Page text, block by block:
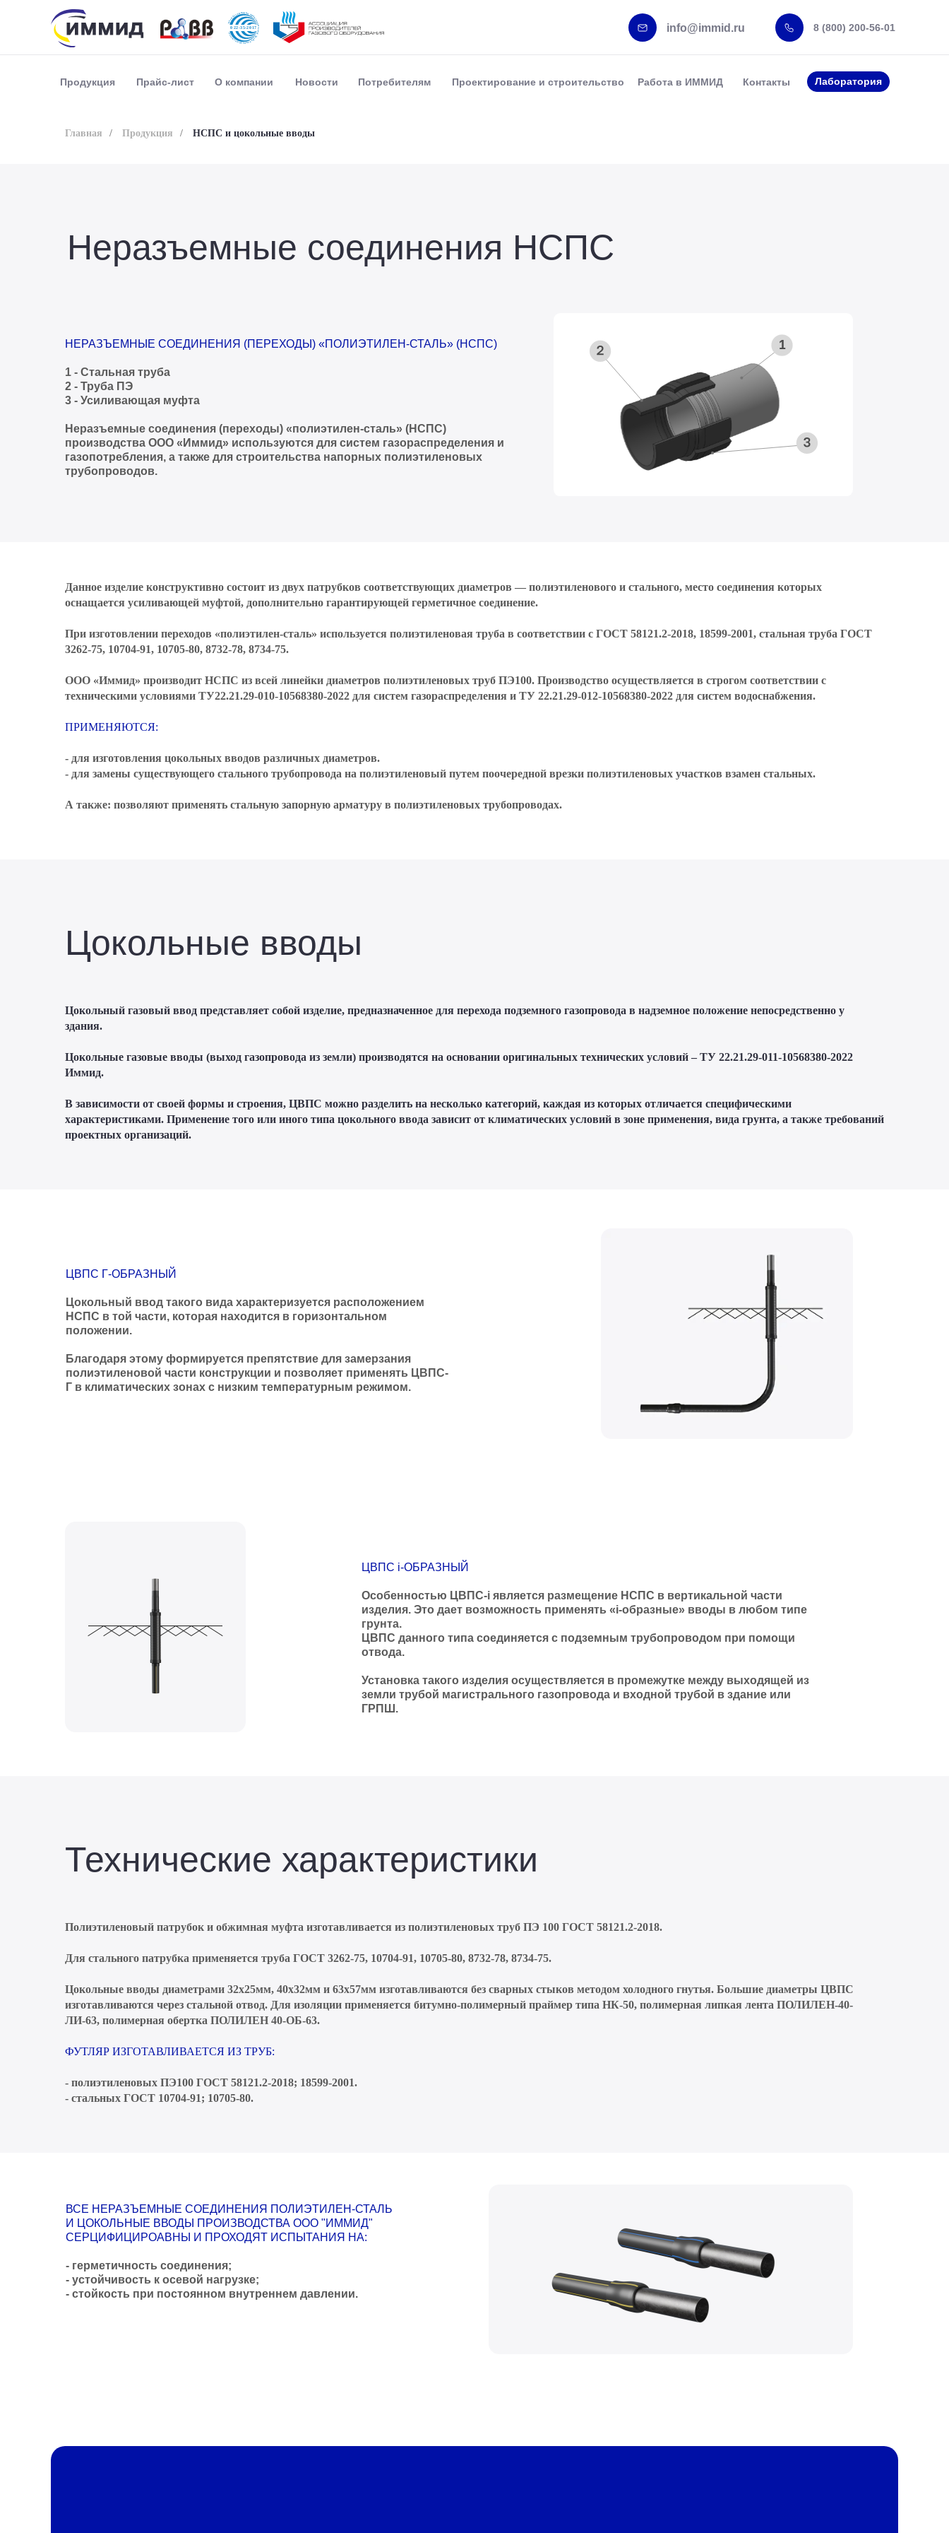
8 (800) 200-56-01
info@immid.ru
Продукция Прайс-лист О компании Новости Потребителям Проектирование и строительство Работа в ИММИД Контакты Лаборатория
Главная / Продукция / НСПС и цокольные вводы
Неразъемные соединения НСПС
НЕРАЗЪЕМНЫЕ СОЕДИНЕНИЯ (ПЕРЕХОДЫ) «ПОЛИЭТИЛЕН-СТАЛЬ» (НСПС)
1 - Стальная труба
2 - Труба ПЭ
3 - Усиливающая муфта
Неразъемные соединения (переходы) «полиэтилен-сталь» (НСПС)
производства ООО «Иммид» используются для систем газораспределения и
газопотребления, а также для строительства напорных полиэтиленовых
трубопроводов.
Данное изделие конструктивно состоит из двух патрубков соответствующих диаметров — полиэтиленового и стального, место соединения которых
оснащается усиливающей муфтой, дополнительно гарантирующей герметичное соединение.
При изготовлении переходов «полиэтилен-сталь» используется полиэтиленовая труба в соответствии с ГОСТ 58121.2-2018, 18599-2001, стальная труба ГОСТ
3262-75, 10704-91, 10705-80, 8732-78, 8734-75.
ООО «Иммид» производит НСПС из всей линейки диаметров полиэтиленовых труб ПЭ100. Производство осуществляется в строгом соответствии с
техническими условиями ТУ22.21.29-010-10568380-2022 для систем газораспределения и ТУ 22.21.29-012-10568380-2022 для систем водоснабжения.
ПРИМЕНЯЮТСЯ:
- для изготовления цокольных вводов различных диаметров.
- для замены существующего стального трубопровода на полиэтиленовый путем поочередной врезки полиэтиленовых участков взамен стальных.
А также: позволяют применять стальную запорную арматуру в полиэтиленовых трубопроводах.
Цокольные вводы
Цокольный газовый ввод представляет собой изделие, предназначенное для перехода подземного газопровода в надземное положение непосредственно у
здания.
Цокольные газовые вводы (выход газопровода из земли) производятся на основании оригинальных технических условий – ТУ 22.21.29-011-10568380-2022
Иммид.
В зависимости от своей формы и строения, ЦВПС можно разделить на несколько категорий, каждая из которых отличается специфическими
характеристиками. Применение того или иного типа цокольного ввода зависит от климатических условий в зоне применения, вида грунта, а также требований
проектных организаций.
ЦВПС Г-ОБРАЗНЫЙ
Цокольный ввод такого вида характеризуется расположением
НСПС в той части, которая находится в горизонтальном
положении.
Благодаря этому формируется препятствие для замерзания
полиэтиленовой части конструкции и позволяет применять ЦВПС-
Г в климатических зонах с низким температурным режимом.
ЦВПС i-ОБРАЗНЫЙ
Особенностью ЦВПС-i является размещение НСПС в вертикальной части
изделия. Это дает возможность применять «i-образные» вводы в любом типе
грунта.
ЦВПС данного типа соединяется с подземным трубопроводом при помощи
отвода.
Установка такого изделия осуществляется в промежутке между выходящей из
земли трубой магистрального газопровода и входной трубой в здание или
ГРПШ.
Технические характеристики
Полиэтиленовый патрубок и обжимная муфта изготавливается из полиэтиленовых труб ПЭ 100 ГОСТ 58121.2-2018.
Для стального патрубка применяется труба ГОСТ 3262-75, 10704-91, 10705-80, 8732-78, 8734-75.
Цокольные вводы диаметрами 32х25мм, 40х32мм и 63х57мм изготавливаются без сварных стыков методом холодного гнутья. Большие диаметры ЦВПС
изготавливаются через стальной отвод. Для изоляции применяется битумно-полимерный праймер типа НК-50, полимерная липкая лента ПОЛИЛЕН-40-
ЛИ-63, полимерная обертка ПОЛИЛЕН 40-ОБ-63.
ФУТЛЯР ИЗГОТАВЛИВАЕТСЯ ИЗ ТРУБ:
- полиэтиленовых ПЭ100 ГОСТ 58121.2-2018; 18599-2001.
- стальных ГОСТ 10704-91; 10705-80.
ВСЕ НЕРАЗЪЕМНЫЕ СОЕДИНЕНИЯ ПОЛИЭТИЛЕН-СТАЛЬ
И ЦОКОЛЬНЫЕ ВВОДЫ ПРОИЗВОДСТВА ООО "ИММИД"
СЕРЦИФИЦИРОАВНЫ И ПРОХОДЯТ ИСПЫТАНИЯ НА:
- герметичность соединения;
- устойчивость к осевой нагрузке;
- стойкость при постоянном внутреннем давлении.